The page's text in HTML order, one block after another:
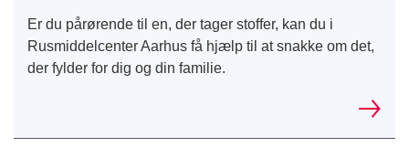
Er du pårørende til en, der tager stoffer, kan du i
Rusmiddelcenter Aarhus få hjælp til at snakke om det,
der fylder for dig og din familie.